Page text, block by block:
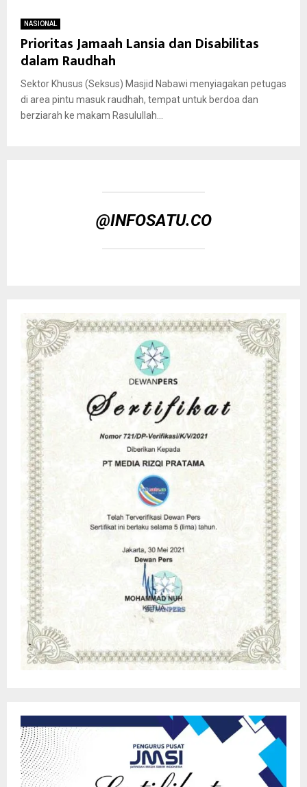
NASIONAL
Prioritas Jamaah Lansia dan Disabilitas
dalam Raudhah
Sektor Khusus (Seksus) Masjid Nabawi menyiagakan petugas
di area pintu masuk raudhah, tempat untuk berdoa dan
berziarah ke makam Rasulullah...
@INFOSATU.CO